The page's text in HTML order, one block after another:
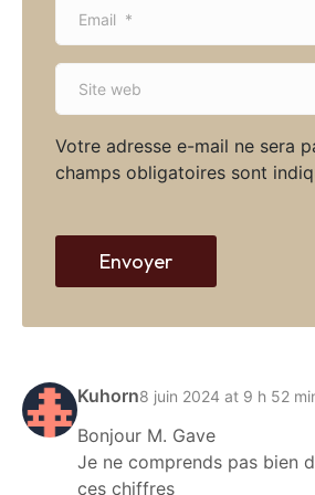
Kuhorn8 juin 2024 at 9 h 52
Bonjour M. Gave
Je ne comprends pas bien
ces chiffres
Votre adresse e-mail ne sera
champs obligatoires sont
*
a
l
*
e
w
b
Envoyer